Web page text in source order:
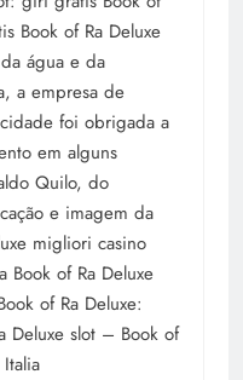
Book of Ra Deluxe
água e da
a empresa de
foi obrigada a
em alguns
Quilo, do
e imagem da
migliori casino
Book of Ra Deluxe
of Ra Deluxe:
Deluxe slot – Book of